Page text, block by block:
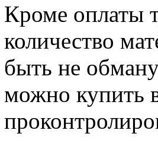
Кроме оплаты
количество
быть не
можно купить